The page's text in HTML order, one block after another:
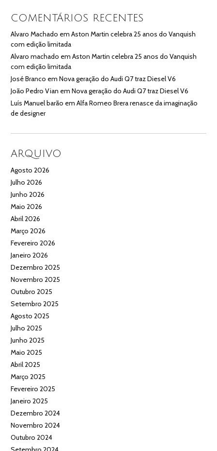
COMENTÁRIOS RECENTES
Alvaro Machado emAston Martin celebra 25 anos do Vanquish
com edição limitada
Alvaro machado emAston Martin celebra 25 anos do Vanquish
com edição limitada
José Branco emNova geração do Audi Q7 traz Diesel V6
João Pedro Vian emNova geração do Audi Q7 traz Diesel V6
Luís Manuel barão emAlfa Romeo Brera renasce da imaginação
de designer
ARQUIVO
Agosto 2026
Julho 2026
Junho 2026
Maio 2026
Abril 2026
Março 2026
Fevereiro 2026
Janeiro 2026
Dezembro 2025
Novembro 2025
Outubro 2025
Setembro 2025
Agosto 2025
Julho 2025
Junho 2025
Maio 2025
Abril 2025
Março 2025
Fevereiro 2025
Janeiro 2025
Dezembro 2024
Novembro 2024
Outubro 2024